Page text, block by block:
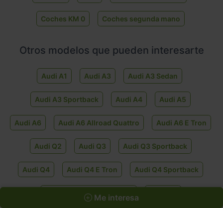
Coches KM 0 Coches segunda mano
Otros modelos que pueden interesarte
Audi A1 Audi A3 Audi A3 Sedan
Audi A3 Sportback Audi A4 Audi A5
Audi A6 Audi A6 Allroad Quattro Audi A6 E Tron
Audi Q2 Audi Q3 Audi Q3 Sportback
Audi Q4 Audi Q4 E Tron Audi Q4 Sportback
Audi Q4 Sportback E Tron
Me interesa